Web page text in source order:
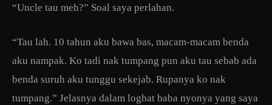
“Uncle tau meh?” Soal saya perlahan.
“Tau lah. 10 tahun aku bawa bas, macam-macam benda
aku nampak. Ko tadi nak tumpang pun aku tau sebab ada
benda suruh aku tunggu sekejab. Rupanya ko nak
tumpang.” Jelasnya dalam loghat baba nyonya yang saya